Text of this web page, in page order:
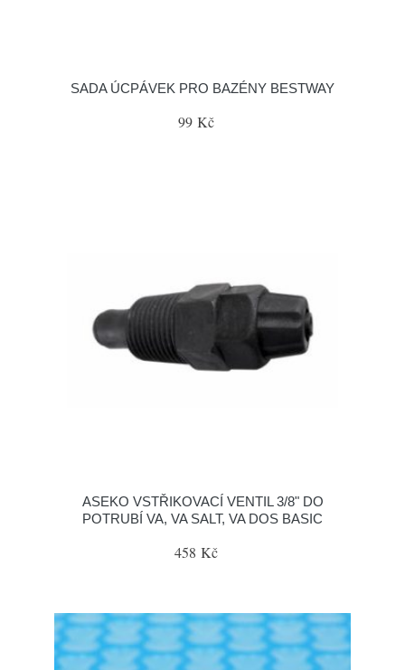
SADA ÚCPÁVEK PRO BAZÉNY BESTWAY
99 Kč
ASEKO VSTŘIKOVACÍ VENTIL 3/8" DO
POTRUBÍ VA, VA SALT, VA DOS BASIC
458 Kč